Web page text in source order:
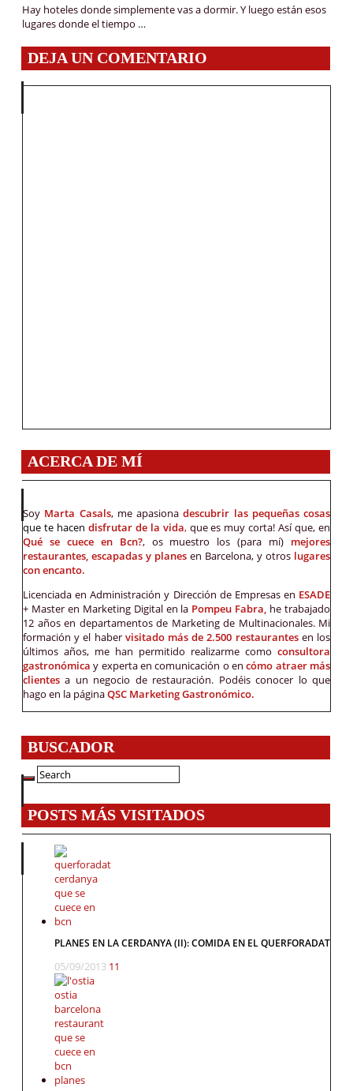
Hay hoteles donde simplemente vas a dormir. Y luego están esos
lugares donde el tiempo …
DEJA UN COMENTARIO
ACERCA DE MÍ
Soy Marta Casals, me apasionadescubrir las pequeñas cosas
que te hacen disfrutar de la vida,que es muy corta! Así que, en
Qué se cuece en Bcn?, os muestro los (para mí) mejores
restaurantes, escapadas y planes en Barcelona, y otros lugares
con encanto.
Licenciada en Administración y Dirección de Empresas en ESADE
+ Master en Marketing Digital en la Pompeu Fabra, he trabajado
12 años en departamentos de Marketing de Multinacionales. Mi
formación y el haber visitado más de 2.500 restaurantes en los
últimos años, me han permitido realizarme como consultora
gastronómicay experta en comunicación o encómo atraer más
clientes a un negocio de restauración. Podéis conocer lo que
hago en la páginaQSC Marketing Gastronómico.
BUSCADOR
POSTS MÁS VISITADOS
PLANES EN LA CERDANYA (II): COMIDA EN EL QUERFORADAT
05/09/2013 11